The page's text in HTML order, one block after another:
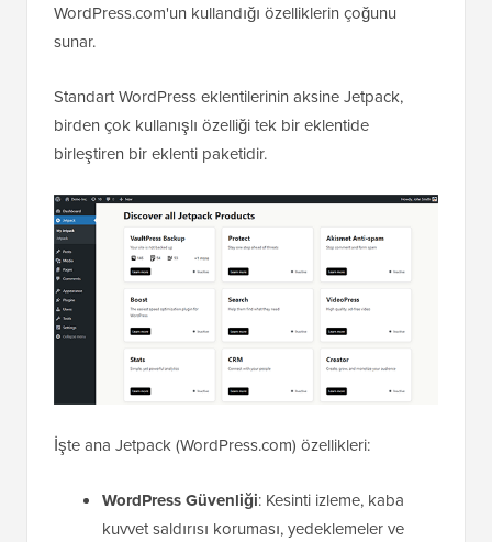
WordPress.com'un kullandığı özelliklerin çoğunu
sunar.
Standart WordPress eklentilerinin aksine Jetpack,
birden çok kullanışlı özelliği tek bir eklentide
birleştiren bir eklenti paketidir.
İşte ana Jetpack (WordPress.com) özellikleri:
WordPress Güvenliği: Kesinti izleme, kaba
kuvvet saldırısı koruması, yedeklemeler ve